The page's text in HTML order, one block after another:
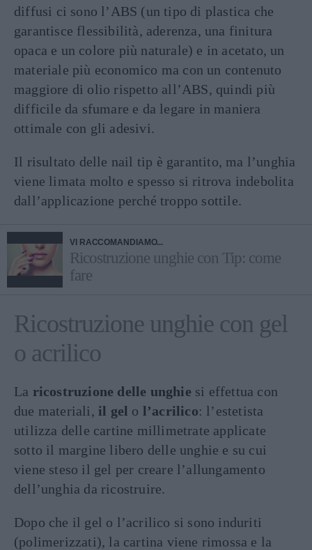
diffusi ci sono l’ABS (un tipo di plastica che
garantisce flessibilità, aderenza, una finitura
opaca e un colore più naturale) e in acetato, un
materiale più economico ma con un contenuto
maggiore di olio rispetto all’ABS, quindi più
difficile da sfumare e da legare in maniera
ottimale con gli adesivi.
Il risultato delle nail tip è garantito, ma l’unghia
viene limata molto e spesso si ritrova indebolita
dall’applicazione perché troppo sottile.
VI RACCOMANDIAMO...
Ricostruzione unghie con Tip: come
fare
Ricostruzione unghie con gel
o acrilico
La ricostruzione delle unghie si effettua con
due materiali, il gel o l’acrilico: l’estetista
utilizza delle cartine millimetrate applicate
sotto il margine libero delle unghie e su cui
viene steso il gel per creare l’allungamento
dell’unghia da ricostruire.
Dopo che il gel o l’acrilico si sono induriti
(polimerizzati), la cartina viene rimossa e la